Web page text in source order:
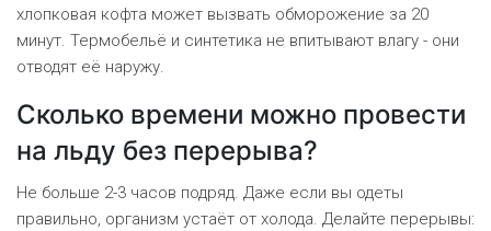
хлопковая кофта может вызвать обморожение за 20
минут. Термобельё и синтетика не впитывают влагу - они
отводят её наружу.
Сколько времени можно провести
на льду без перерыва?
Не больше 2-3 часов подряд. Даже если вы одеты
правильно, организм устаёт от холода. Делайте перерывы: